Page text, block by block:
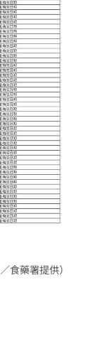
食藥署提供）